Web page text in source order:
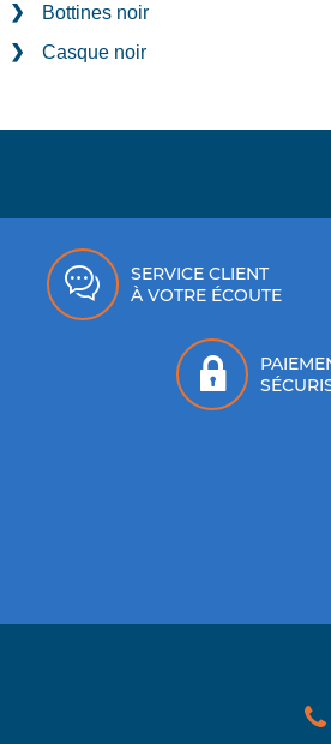
Bottines noir
Casque noir
SERVICE CLIENT
À VOTRE ÉCOUTE